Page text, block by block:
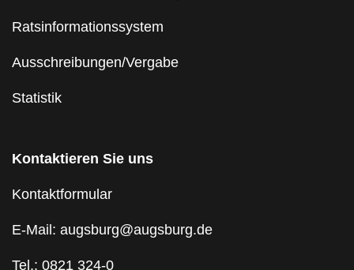
Ratsinformationssystem
Ausschreibungen/Vergabe
Statistik
Kontaktieren Sie uns
Kontaktformular
E-Mail: augsburg@augsburg.de
Tel.: 0821 324-0